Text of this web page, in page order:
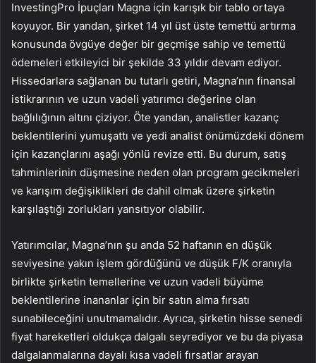
InvestingPro İpuçları Magna için karışık bir tablo ortaya
koyuyor. Bir yandan, şirket 14 yıl üst üste temettü artırma
konusunda övgüye değer bir geçmişe sahip ve temettü
ödemeleri etkileyici bir şekilde 33 yıldır devam ediyor.
Hissedarlara sağlanan bu tutarlı getiri, Magna’nın finansal
istikrarının ve uzun vadeli yatırımcı değerine olan
bağlılığının altını çiziyor. Öte yandan, analistler kazanç
beklentilerini yumuşattı ve yedi analist önümüzdeki dönem
için kazançlarını aşağı yönlü revize etti. Bu durum, satış
tahminlerinin düşmesine neden olan program gecikmeleri
ve karışım değişiklikleri de dahil olmak üzere şirketin
karşılaştığı zorlukları yansıtıyor olabilir.
Yatırımcılar, Magna’nın şu anda 52 haftanın en düşük
seviyesine yakın işlem gördüğünü ve düşük F/K oranıyla
birlikte şirketin temellerine ve uzun vadeli büyüme
beklentilerine inananlar için bir satın alma fırsatı
sunabileceğini unutmamalıdır. Ayrıca, şirketin hisse senedi
fiyat hareketleri oldukça dalgalı seyrediyor ve bu da piyasa
dalgalanmalarına dayalı kısa vadeli fırsatlar arayan